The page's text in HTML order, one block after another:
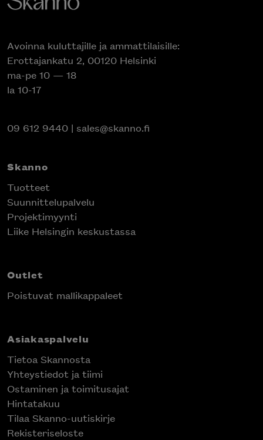
Avoinna kuluttajille ja ammattilaisille:
Erottajankatu 2, 00120 Helsinki
ma-pe 10 — 18
la 10-17
09 612 9440 | sales@skanno.fi
Skanno
Tuotteet
Suunnittelupalvelu
Projektimyynti
Liike Helsingin keskustassa
Outlet
Poistuvat mallikappaleet
Asiakaspalvelu
Tietoa Skannosta
Yhteystiedot ja tiimi
Ostaminen ja toimitusajat
Hintatakuu
Tilaa Skanno-uutiskirje
Rekisteriseloste